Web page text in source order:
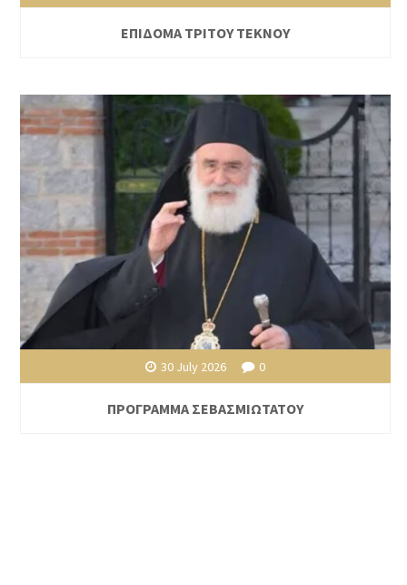
ΕΠΙΔΟΜΑ ΤΡΙΤΟΥ ΤΕΚΝΟΥ
30 July 2026 0
ΠΡΟΓΡΑΜΜΑ ΣΕΒΑΣΜΙΩΤΑΤΟΥ